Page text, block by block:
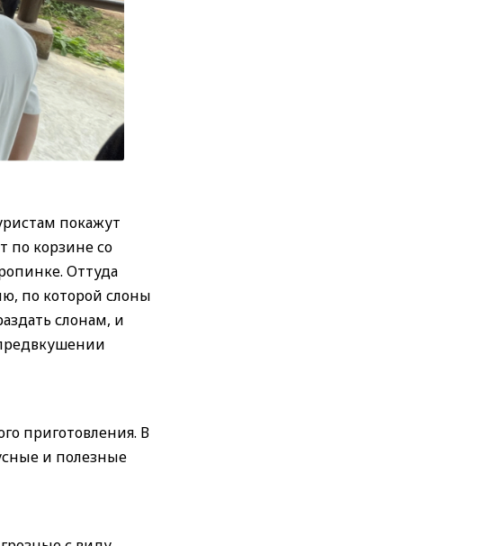
покажут
по корзине со
Оттуда
по которой слоны
слонам, и
приготовления. В
и полезные